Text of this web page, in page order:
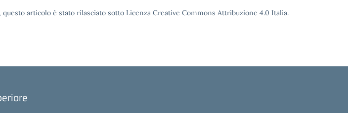
articolo è stato rilasciato sotto Licenza Creative Commons Attribuzione 4.0 Italia.